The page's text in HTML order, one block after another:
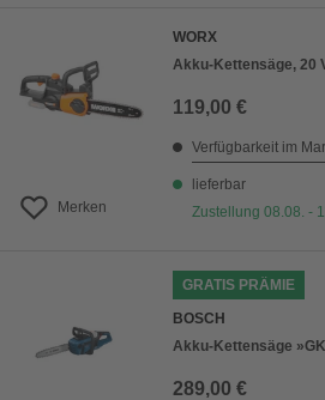
Merken
WORX
Akku-Kettensäge, 20
119,00 €
Verfügbarkeit im
lieferbar
Zustellung 08.08. -
GRATIS PRÄMIE
BOSCH
Akku-Kettensäge
289,00 €